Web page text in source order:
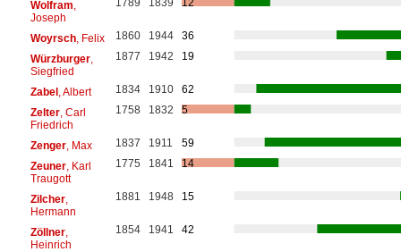
Wolfram
Joseph
1789 1839 12
Woyrsch, Felix 1860 1944
36
Würzburger,
Siegfried
1877 1942 19
Zabel, Albert 1834 1910
62
Zelter, Carl
Friedrich
1758 1832 5
Zenger, Max 1837 1911
59
Zeuner, Karl
Traugott
1775 1841 14
Zilcher,
Hermann
1881 1948 15
Zöllner,
Heinrich
1854 1941 42